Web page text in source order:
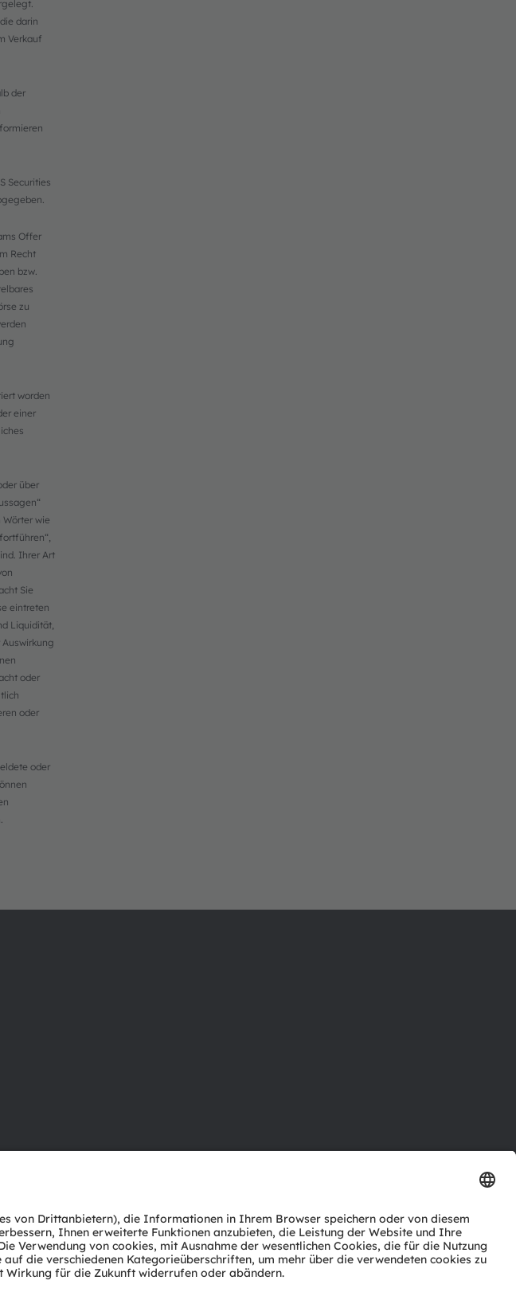
darin
Verkauf
der
Securities
Offer
Recht
bzw.
zu
worden
einer
über
wie
Ihrer Art
Sie
eintreten
Liquidität,
oder
oder
oder
Technischer Support
Terms of TradeImpressum